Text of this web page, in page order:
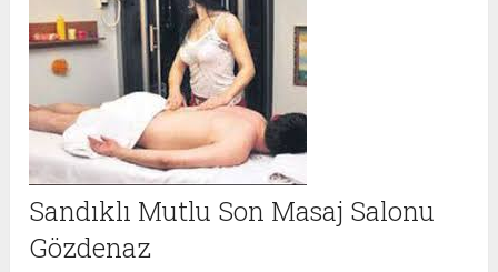
Sandıklı Mutlu Son Masaj Salonu
Gözdenaz